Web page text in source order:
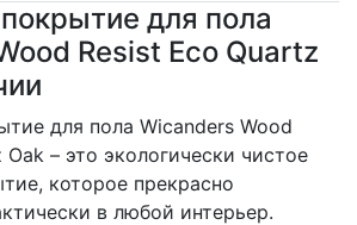
для пола
Resist Eco Quartz
для пола Wicanders Wood
– это экологически чистое
которое прекрасно
в любой интерьер.